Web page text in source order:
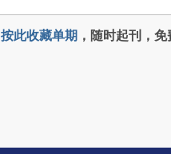
按此收藏单期 ，随时起刊，